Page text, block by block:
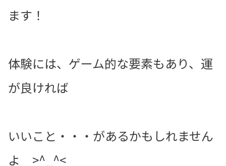
ます！
体験には、ゲーム的な要素もあり、運
が良ければ
いいこと・・・があるかもしれません
よ >^_^<